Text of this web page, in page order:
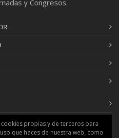
y Congresos.
propias y de terceros para
que haces de nuestra web, como